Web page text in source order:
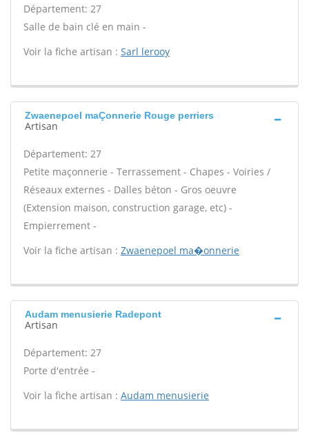
Département: 27
Salle de bain clé en main -
Voir la fiche artisan : Sarl lerooy
Zwaenepoel maÇonnerie Rouge perriers
Artisan
Département: 27
Petite maçonnerie - Terrassement - Chapes - Voiries /
Réseaux externes - Dalles béton - Gros oeuvre
(Extension maison, construction garage, etc) -
Empierrement -
Voir la fiche artisan : Zwaenepoel ma�onnerie
Audam menusierie Radepont
Artisan
Département: 27
Porte d'entrée -
Voir la fiche artisan : Audam menusierie